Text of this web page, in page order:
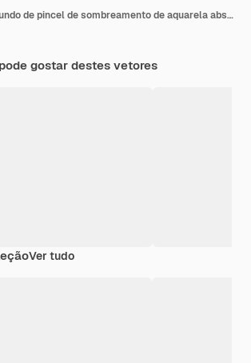
Textura de fundo de pincel de sombreamento de aquarela abstrata
gostar destes vetores
Ver tudo